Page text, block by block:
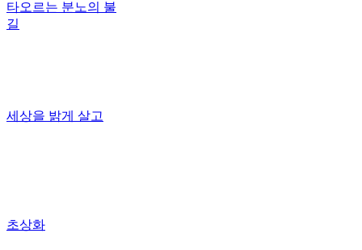
타오르는 분노의 불
길
세상을 밝게 살고
초상화